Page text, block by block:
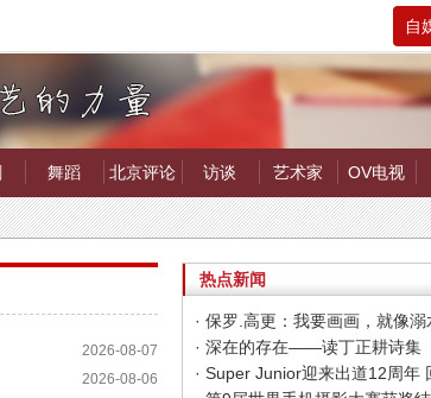
自
舞蹈 北京评论 访谈 艺术家 OV电视
2026-08-07
2026-08-06
热点新闻
· 保罗.高更：我要画画，就像
· 深在的存在——读丁正耕诗集